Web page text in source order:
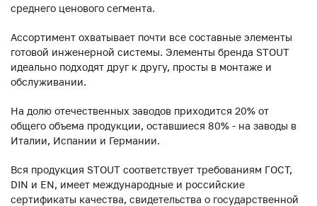
среднего ценового сегмента.
Ассортимент охватывает почти все составные элементы
готовой инженерной системы. Элементы бренда STOUT
идеально подходят друг к другу, просты в монтаже и
обслуживании.
На долю отечественных заводов приходится 20% от
общего объема продукции, оставшиеся 80% - на заводы в
Италии, Испании и Германии.
Вся продукция STOUT соответствует требованиям ГОСТ,
DIN и EN, имеет международные и российские
сертификаты качества, свидетельства о государственной